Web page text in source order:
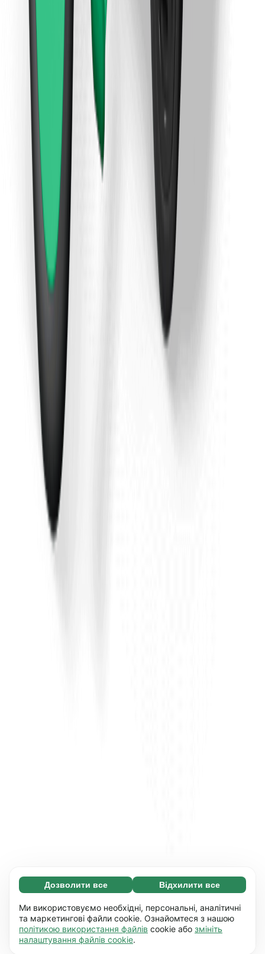
Обов'язкові (65)
Ці файли необхідні для того, щоб ви могли
переміщатися по сайту і використовувати
його основні функції, наприклад, перехід між
сторінками. Без них сайт не буде правильно
Дізнатися більше
Уподобання (17)
Дозволити все Відхилити все
Ми використовуємо необхідні, персональні, аналітичні
та маркетингові файли cookie. Ознайомтеся з нашою
політикою використання файлів cookie або змініть
налаштування файлів cookie.